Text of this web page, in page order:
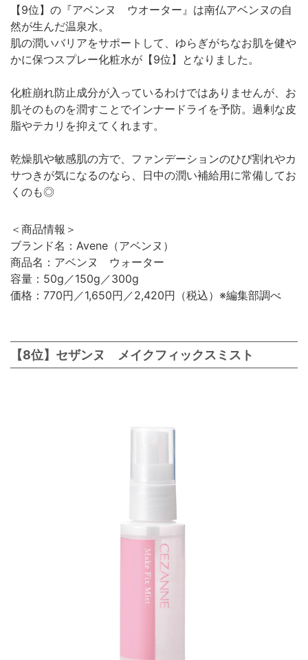
【9位】の『アベンヌ ウオーター』は南仏アベンヌの自
然が生んだ温泉水。
肌の潤いバリアをサポートして、ゆらぎがちなお肌を健や
かに保つスプレー化粧水が【9位】となりました。
化粧崩れ防止成分が入っているわけではありませんが、お
肌そのものを潤すことでインナードライを予防。過剰な皮
脂やテカリを抑えてくれます。
乾燥肌や敏感肌の方で、ファンデーションのひび割れやカ
サつきが気になるのなら、日中の潤い補給用に常備してお
くのも◎
＜商品情報＞
ブランド名：Avene（アベンヌ）
商品名：アベンヌ ウォーター
容量：50g／150g／300g
価格：770円／1,650円／2,420円（税込）※編集部調べ
【8位】セザンヌ メイクフィックスミスト